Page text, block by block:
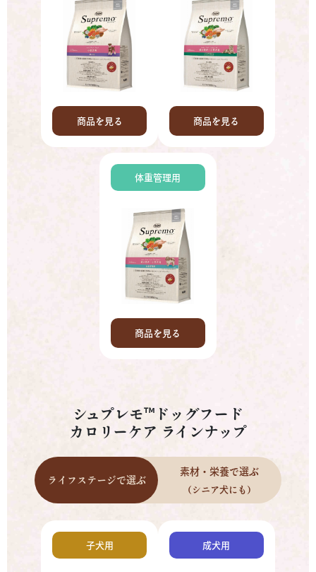
商品を見る 商品を見る
体重管理用
商品を見る
シュプレモ™ドッグフード
カロリーケア ラインナップ
ライフステージで選ぶ
素材・栄養で選ぶ
（シニア犬にも）
子犬用 成犬用